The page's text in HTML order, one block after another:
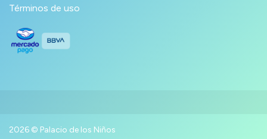
Términos de uso
2026 © Palacio de los Niños